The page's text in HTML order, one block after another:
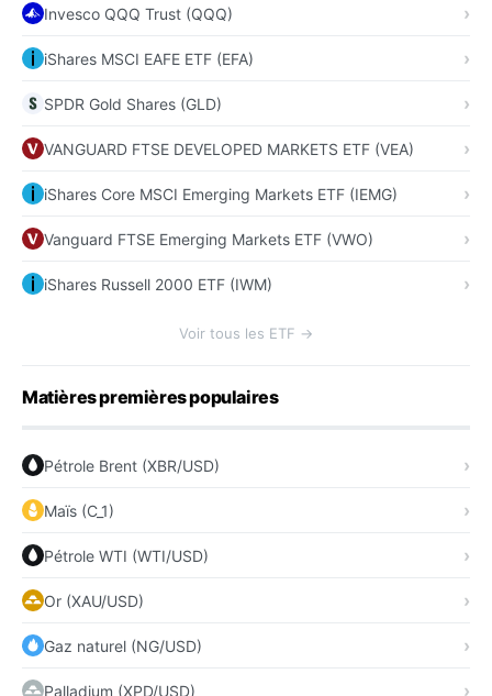
Invesco QQQ Trust (QQQ)
iShares MSCI EAFE ETF (EFA)
SPDR Gold Shares (GLD)
VANGUARD FTSE DEVELOPED MARKETS ETF (VEA)
iShares Core MSCI Emerging Markets ETF (IEMG)
Vanguard FTSE Emerging Markets ETF (VWO)
iShares Russell 2000 ETF (IWM)
Voir tous les ETF →
Matières premières populaires
Pétrole Brent (XBR/USD)
Maïs (C_1)
Pétrole WTI (WTI/USD)
Or (XAU/USD)
Gaz naturel (NG/USD)
Palladium (XPD/USD)